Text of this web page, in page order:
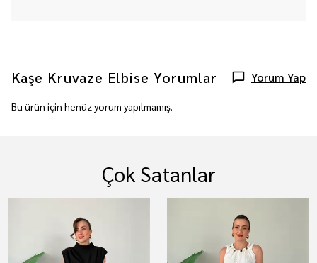
Kaşe Kruvaze Elbise Yorumlar Yorum Yap
Bu ürün için henüz yorum yapılmamış.
Çok Satanlar